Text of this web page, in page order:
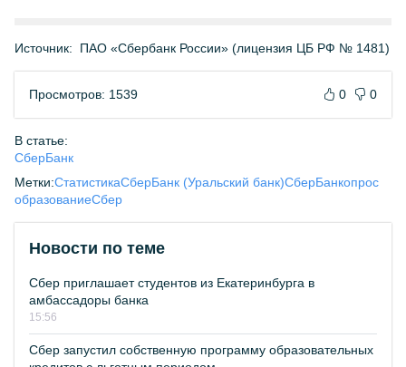
Источник: ПАО «Сбербанк России» (лицензия ЦБ РФ № 1481)
Просмотров: 1539 0 0
В статье:
СберБанк
Метки:СтатистикаСберБанк (Уральский банк)СберБанкопрос
образованиеСбер
Новости по теме
Сбер приглашает студентов из Екатеринбурга в
амбассадоры банка
15:56
Сбер запустил собственную программу образовательных